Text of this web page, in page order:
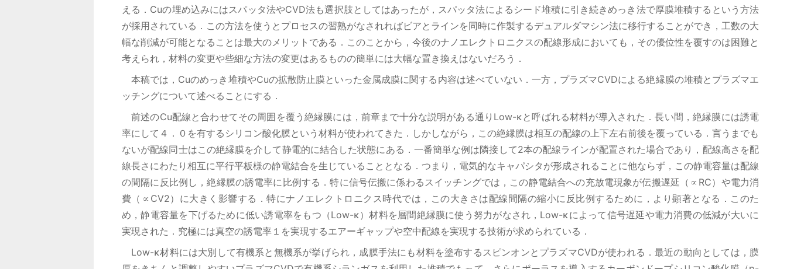
える．Cuの埋め込みにはスパッタ法やCVD法も選択肢としてはあったが，スパッタ法によるシード堆積に引き続きめっき法で厚膜堆積するという方法
が採用されている．この方法を使うとプロセスの習熟がなされればビアとラインを同時に作製するデュアルダマシン法に移行することができ，工数の大
幅な削減が可能となることは最大のメリットである．このことから，今後のナノエレクトロニクスの配線形成においても，その優位性を覆すのは困難と
考えられ，材料の変更や些細な方法の変更はあるものの簡単には大幅な置き換えはないだろう．
本稿では，Cuのめっき堆積やCuの拡散防止膜といった金属成膜に関する内容は述べていない．一方，プラズマCVDによる絶縁膜の堆積とプラズマエ
ッチングについて述べることにする．
前述のCu配線と合わせてその周囲を覆う絶縁膜には，前章まで十分な説明がある通りLow-κと呼ばれる材料が導入された．長い間，絶縁膜には誘電
率にして４．０を有するシリコン酸化膜という材料が使われてきた．しかしながら，この絶縁膜は相互の配線の上下左右前後を覆っている．言うまでも
ないが配線同士はこの絶縁膜を介して静電的に結合した状態にある．一番簡単な例は隣接して2本の配線ラインが配置された場合であり，配線高さを配
線長さにわたり相互に平行平板様の静電結合を生じていることとなる．つまり，電気的なキャパシタが形成されることに他ならず，この静電容量は配線
の間隔に反比例し，絶縁膜の誘電率に比例する．特に信号伝搬に係わるスイッチングでは，この静電結合への充放電現象が伝搬遅延（∝RC）や電力消
費（∝CV2）に大きく影響する．特にナノエレクトロニクス時代では，この大きさは配線間隔の縮小に反比例するために，より顕著となる．このた
め，静電容量を下げるために低い誘電率をもつ（Low-κ）材料を層間絶縁膜に使う努力がなされ，Low-κによって信号遅延や電力消費の低減が大いに
実現された．究極には真空の誘電率１を実現するエアーギャップや空中配線を実現する技術が求められている．
Low-κ材料には大別して有機系と無機系が挙げられ，成膜手法にも材料を塗布するスピンオンとプラズマCVDが使われる．最近の動向としては，膜